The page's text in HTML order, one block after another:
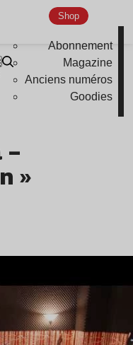
Shop
Abonnement
Magazine
Anciens numéros
Goodies
–
»